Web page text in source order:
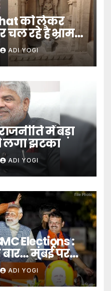
को लेकर
चल रहे है भ्रामक
ADI YOGI
में बड़ा
लगा झटका
ADI YOGI
Elections :
मुंबई पर
ADI YOGI